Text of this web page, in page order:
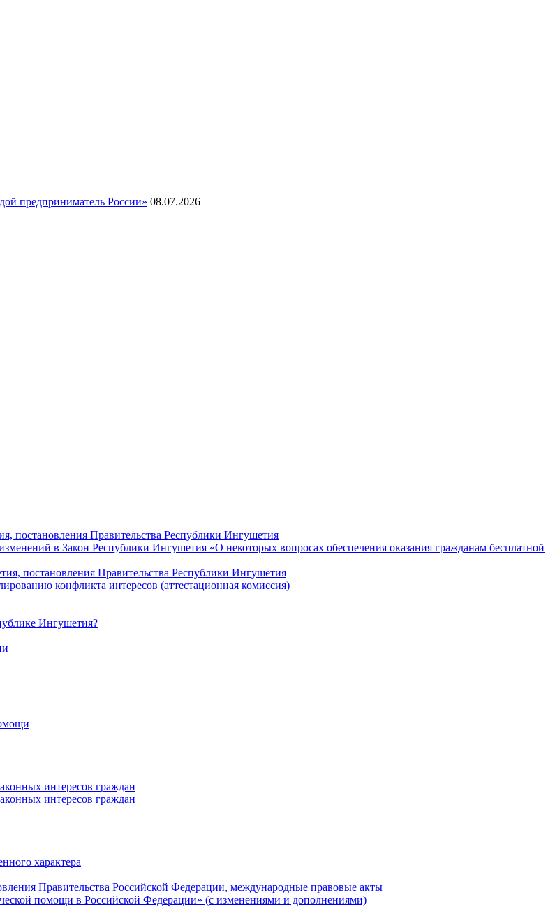
предприниматель России» 08.07.2026
постановления Правительства Республики Ингушетия
в Закон Республики Ингушетия «О некоторых вопросах обеспечения оказания гражданам бесплатной
постановления Правительства Республики Ингушетия
конфликта интересов (аттестационная комиссия)
Ингушетия?
интересов граждан
интересов граждан
характера
Правительства Российской Федерации, международные правовые акты
помощи в Российской Федерации» (с изменениями и дополнениями)